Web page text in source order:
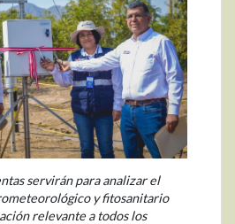
servirán para analizar el
y fitosanitario
relevante a todos los